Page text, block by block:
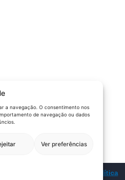
a navegação. O consentimento nos
de navegação ou dados
Ver preferências
Lajeado, Rio Grande do Sul –
Sociais:
|
Política